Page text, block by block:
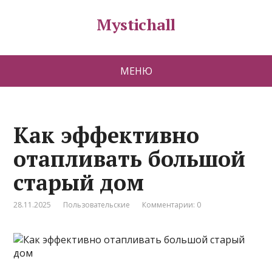
Mystichall
МЕНЮ
Как эффективно
отапливать большой
старый дом
28.11.2025 Пользовательские Комментарии: 0